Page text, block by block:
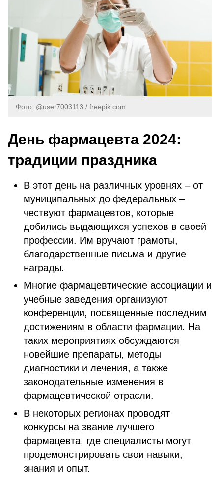
Фото: @user7003113 / freepik.com
День фармацевта 2024:
традиции праздника
В этот день на различных уровнях – от
муниципальных до федеральных –
чествуют фармацевтов, которые
добились выдающихся успехов в своей
профессии. Им вручают грамоты,
благодарственные письма и другие
награды.
Многие фармацевтические ассоциации и
учебные заведения организуют
конференции, посвященные последним
достижениям в области фармации. На
таких мероприятиях обсуждаются
новейшие препараты, методы
диагностики и лечения, а также
законодательные изменения в
фармацевтической отрасли.
В некоторых регионах проводят
конкурсы на звание лучшего
фармацевта, где специалисты могут
продемонстрировать свои навыки,
знания и опыт.